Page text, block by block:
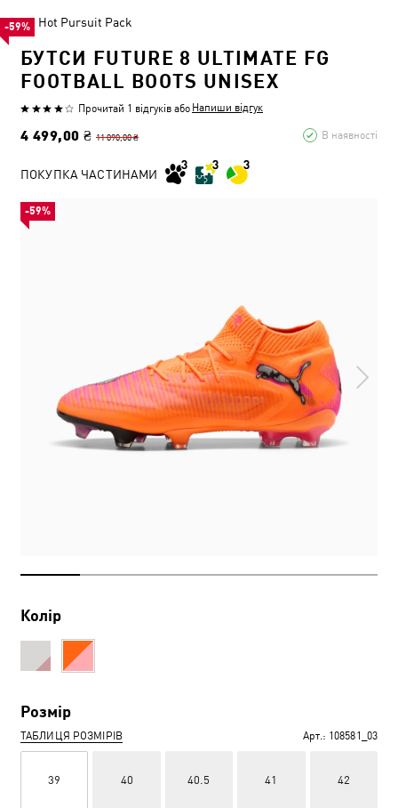
Hot Pursuit Pack
БУТСИ FUTURE 8 ULTIMATE FG
FOOTBALL BOOTS UNISEX
Прочитай 1 відгуків або Напиши відгук
4 499,00 ₴ 11 090,00 ₴ В наявності
-59%
ПОКУПКА ЧАСТИНАМИ
Колір
Розмір
ТАБЛИЦЯ РОЗМІРІВ Арт.: 108581_03
39 40 40.5 41 42
-59%